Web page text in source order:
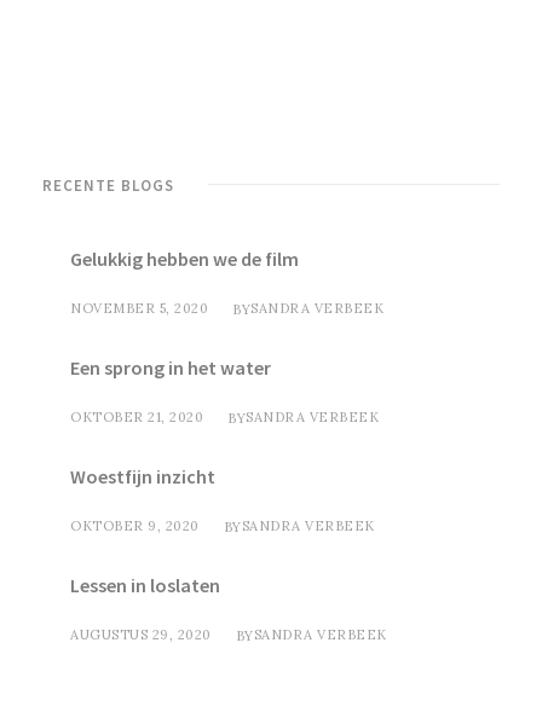
RECENTE BLOGS
Gelukkig hebben we de film
NOVEMBER 5, 2020 BYSANDRA VERBEEK
Een sprong in het water
OKTOBER 21, 2020 BYSANDRA VERBEEK
Woestfijn inzicht
OKTOBER 9, 2020 BYSANDRA VERBEEK
Lessen in loslaten
AUGUSTUS 29, 2020 BYSANDRA VERBEEK